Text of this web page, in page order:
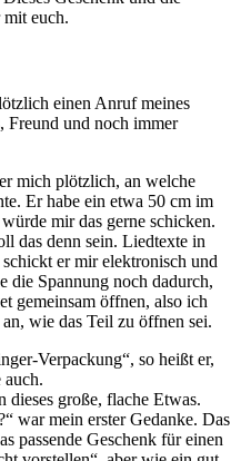
mit euch.
einen Anruf meines
Freund und noch immer
mich plötzlich, an welche
Er habe ein etwa 50 cm im
mir das gerne schicken.
das denn sein. Liedtexte in
er mir elektronisch und
die Spannung noch dadurch,
gemeinsam öffnen, also ich
wie das Teil zu öffnen sei.
Verpackung“, so heißt er,
auch.
dieses große, flache Etwas.
war mein erster Gedanke. Das
passende Geschenk für einen